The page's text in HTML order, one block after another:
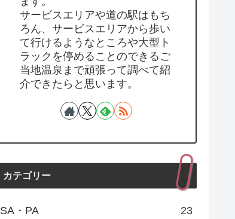
サービスエリアや道の駅はもち
ろん、サービスエリアから歩い
て行けるようなところや大型ト
ラックを停めることのできるご
当地温泉まで頑張って調べて紹
介できたらと思います。
カテゴリー
SA・PA 23